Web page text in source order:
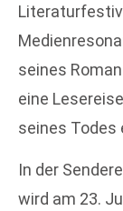
seines
eine
seines Todes
In der
wird am 23.